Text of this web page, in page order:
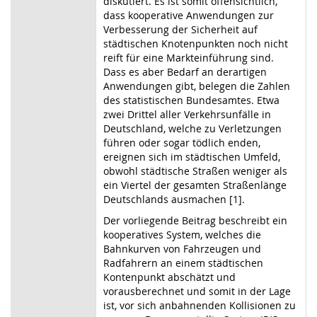
dass kooperative Anwendungen zur
Verbesserung der Sicherheit auf
städtischen Knotenpunkten noch nicht
reift für eine Markteinführung sind.
Dass es aber Bedarf an derartigen
Anwendungen gibt, belegen die Zahlen
des statistischen Bundesamtes. Etwa
zwei Drittel aller Verkehrsunfälle in
Deutschland, welche zu Verletzungen
führen oder sogar tödlich enden,
ereignen sich im städtischen Umfeld,
obwohl städtische Straßen weniger als
ein Viertel der gesamten Straßenlänge
Deutschlands ausmachen [1].
Der vorliegende Beitrag beschreibt ein
kooperatives System, welches die
Bahnkurven von Fahrzeugen und
Radfahrern an einem städtischen
Kontenpunkt abschätzt und
vorausberechnet und somit in der Lage
ist, vor sich anbahnenden Kollisionen zu